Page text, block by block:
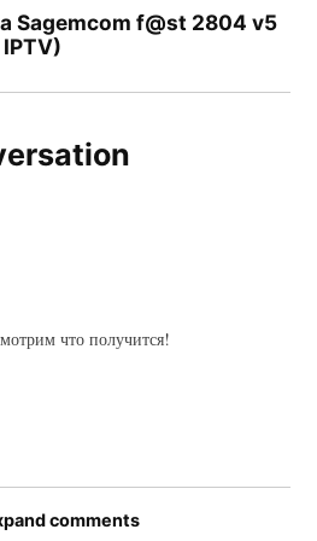
Sagemcom f@st 2804 v5
IPTV)
что получится!
подключить услуги и
comments